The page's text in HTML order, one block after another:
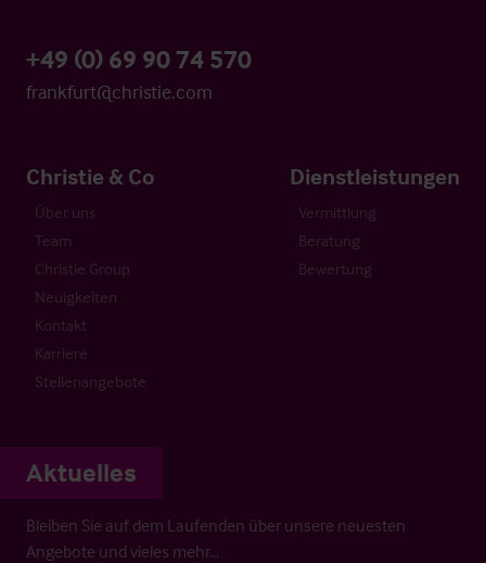
+49 (0) 69 90 74 570
frankfurt@christie.com
Christie & Co
Über uns
Team
Christie Group
Neuigkeiten
Kontakt
Karriere
Stellenangebote
Dienstleistungen
Vermittlung
Beratung
Bewertung
Aktuelles
Bleiben Sie auf dem Laufenden über unsere neuesten
Angebote und vieles mehr…